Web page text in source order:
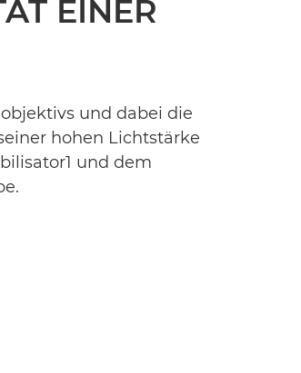
EINER
und dabei die
hohen Lichtstärke
und dem